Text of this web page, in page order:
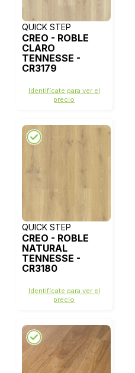
QUICK STEP
CREO - ROBLE
CLARO
TENNESSE -
CR3179
Identifícate para ver el
precio
QUICK STEP
CREO - ROBLE
NATURAL
TENNESSE -
CR3180
Identifícate para ver el
precio